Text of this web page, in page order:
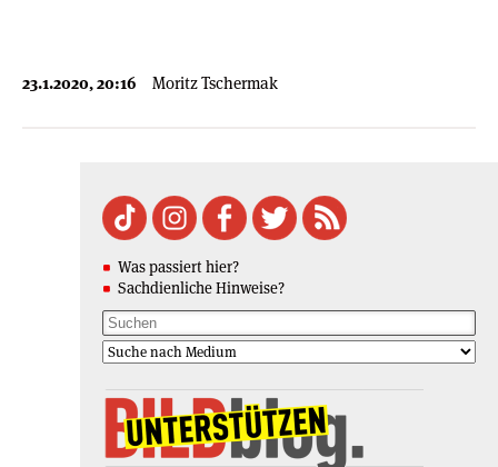
23.1.2020, 20:16 Moritz Tschermak
Was passiert hier?
Sachdienliche Hinweise?